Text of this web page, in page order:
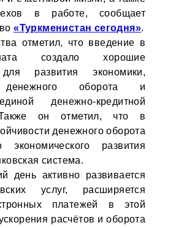
в работе, сообщает
«Туркменистан сегодня».
отметил, что введение в
создало хорошие
развития экономики,
денежного оборота и
денежно-кредитной
Также он отметил, что в
денежного оборота
экономического развития
система.
день активно развивается
услуг, расширяется
платежей в этой
расчётов и оборота